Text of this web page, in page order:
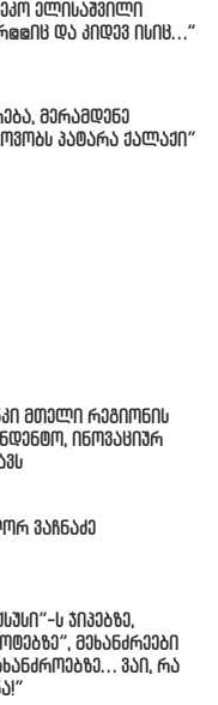
ელისაშვილი
და კიდევ ისიც…”
მერამდენე
პატარა ქალაქი”
მთელი რეგიონის
ინოვაციურ
ვაჩნაძე
ს ჯიპებზე,
მეხანძრეები
ვაი, რა